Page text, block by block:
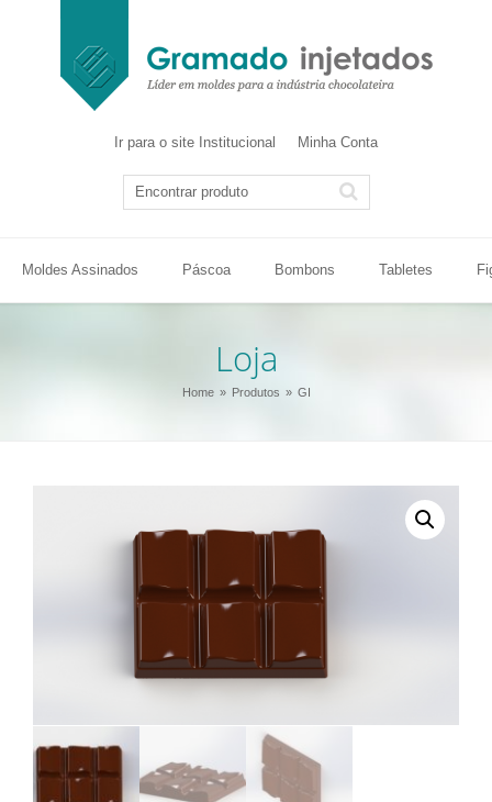
Ir para o site Institucional Minha Conta
Moldes Assinados Páscoa Bombons Tabletes
Loja
Home Produtos GI